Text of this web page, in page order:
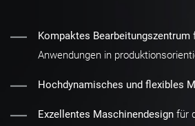
Kompaktes Bearbeitungszentrum
Anwendungen in
Hochdynamisches und flexibles
Exzellentes Maschinendesign für